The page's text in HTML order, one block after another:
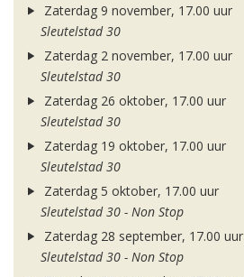
Zaterdag 9 november, 17.00 uur
Sleutelstad 30
Zaterdag 2 november, 17.00 uur
Sleutelstad 30
Zaterdag 26 oktober, 17.00 uur
Sleutelstad 30
Zaterdag 19 oktober, 17.00 uur
Sleutelstad 30
Zaterdag 5 oktober, 17.00 uur
Sleutelstad 30 - Non Stop
Zaterdag 28 september, 17.00 uur
Sleutelstad 30 - Non Stop